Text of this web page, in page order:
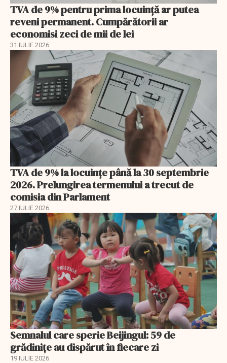
TVA de 9% pentru prima locuință ar putea
reveni permanent. Cumpărătorii ar
economisi zeci de mii de lei
31 IULIE 2026
TVA de 9% la locuințe până la 30 septembrie
2026. Prelungirea termenului a trecut de
comisia din Parlament
27 IULIE 2026
Semnalul care sperie Beijingul: 59 de
grădinițe au dispărut în fiecare zi
19 IULIE 2026